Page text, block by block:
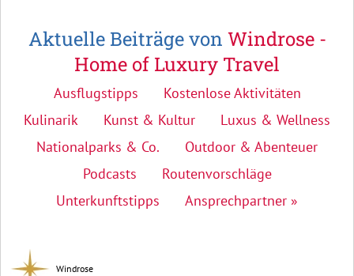
Aktuelle Beiträge von Windrose -
Home of Luxury Travel
Ausflugstipps
Kostenlose Aktivitäten
Kulinarik
Kunst & Kultur
Luxus & Wellness
Nationalparks & Co.
Outdoor & Abenteuer
Podcasts
Routenvorschläge
Unterkunftstipps
Ansprechpartner »
Windrose